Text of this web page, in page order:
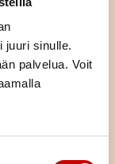
juuri sinulle.
palvelua. Voit
mångsidiga